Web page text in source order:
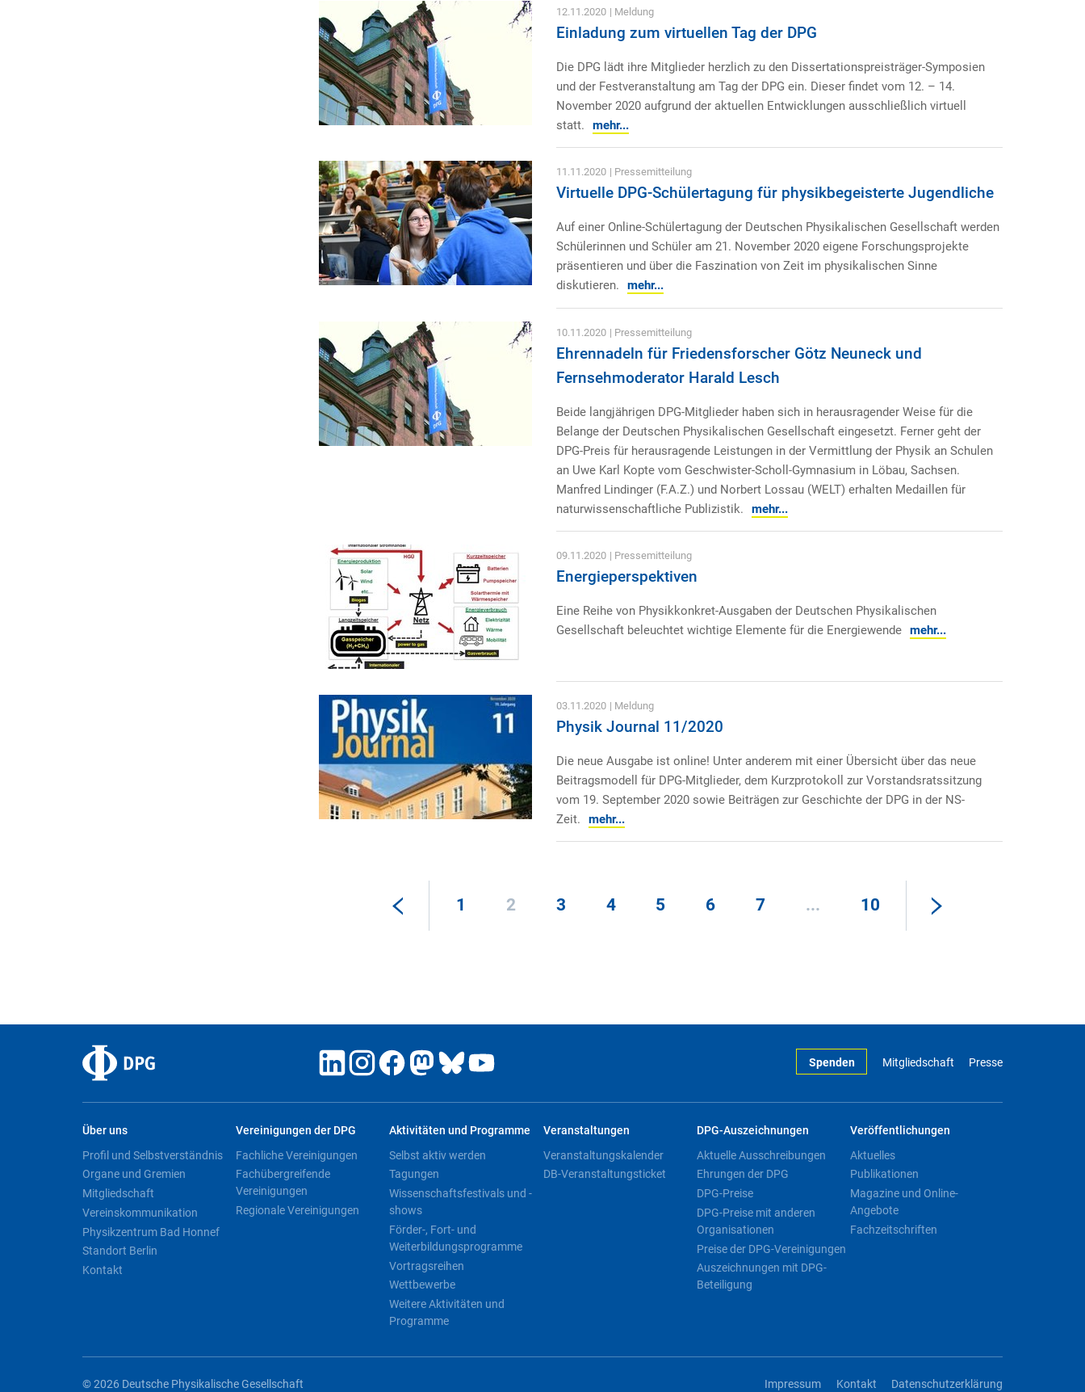
12.11.2020 | Meldung
Einladung zum virtuellen Tag der DPG
Die DPG lädt ihre Mitglieder herzlich zu den Dissertationspreisträger-Symposien
und der Festveranstaltung am Tag der DPG ein. Dieser findet vom 12. – 14.
November 2020 aufgrund der aktuellen Entwicklungen ausschließlich virtuell
statt.
mehr...
11.11.2020 | Pressemitteilung
Virtuelle DPG-Schülertagung für physikbegeisterte Jugendliche
Auf einer Online-Schülertagung der Deutschen Physikalischen Gesellschaft werden
Schülerinnen und Schüler am 21. November 2020 eigene Forschungsprojekte
präsentieren und über die Faszination von Zeit im physikalischen Sinne
diskutieren.
mehr...
10.11.2020 | Pressemitteilung
Ehrennadeln für Friedensforscher Götz Neuneck und
Fernsehmoderator Harald Lesch
Beide langjährigen DPG-Mitglieder haben sich in herausragender Weise für die
Belange der Deutschen Physikalischen Gesellschaft eingesetzt. Ferner geht der
DPG-Preis für herausragende Leistungen in der Vermittlung der Physik an Schulen
an Uwe Karl Kopte vom Geschwister-Scholl-Gymnasium in Löbau, Sachsen.
Manfred Lindinger (F.A.Z.) und Norbert Lossau (WELT) erhalten Medaillen für
naturwissenschaftliche Publizistik.
mehr...
09.11.2020 | Pressemitteilung
Energieperspektiven
Eine Reihe von Physikkonkret-Ausgaben der Deutschen Physikalischen
Gesellschaft beleuchtet wichtige Elemente für die Energiewende mehr...
03.11.2020 | Meldung
Physik Journal 11/2020
Die neue Ausgabe ist online! Unter anderem mit einer Übersicht über das neue
Beitragsmodell für DPG-Mitglieder, dem Kurzprotokoll zur Vorstandsratssitzung
vom 19. September 2020 sowie Beiträgen zur Geschichte der DPG in der NS-
Zeit.
mehr...
1 2 3 4 5 6 7 ... 10
Spenden Mitgliedschaft Presse
Über uns
Profil und Selbstverständnis
Organe und Gremien
Mitgliedschaft
Vereinskommunikation
Physikzentrum Bad Honnef
Standort Berlin
Kontakt
Vereinigungen der DPG
Fachliche Vereinigungen
Fachübergreifende
Vereinigungen
Regionale Vereinigungen
Aktivitäten und Programme
Selbst aktiv werden
Tagungen
Wissenschaftsfestivals und -
shows
Förder-, Fort- und
Weiterbildungsprogramme
Vortragsreihen
Wettbewerbe
Weitere Aktivitäten und
Programme
Veranstaltungen
Veranstaltungskalender
DB-Veranstaltungsticket
DPG-Auszeichnungen
Aktuelle Ausschreibungen
Ehrungen der DPG
DPG-Preise
DPG-Preise mit anderen
Organisationen
Preise der DPG-Vereinigungen
Auszeichnungen mit DPG-
Beteiligung
Veröffentlichungen
Aktuelles
Publikationen
Magazine und Online-
Angebote
Fachzeitschriften
© 2026 Deutsche Physikalische Gesellschaft Impressum Kontakt Datenschutzerklärung